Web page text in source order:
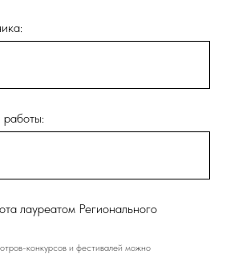
лауреатом Регионального
конкурсов и фестивалей можно